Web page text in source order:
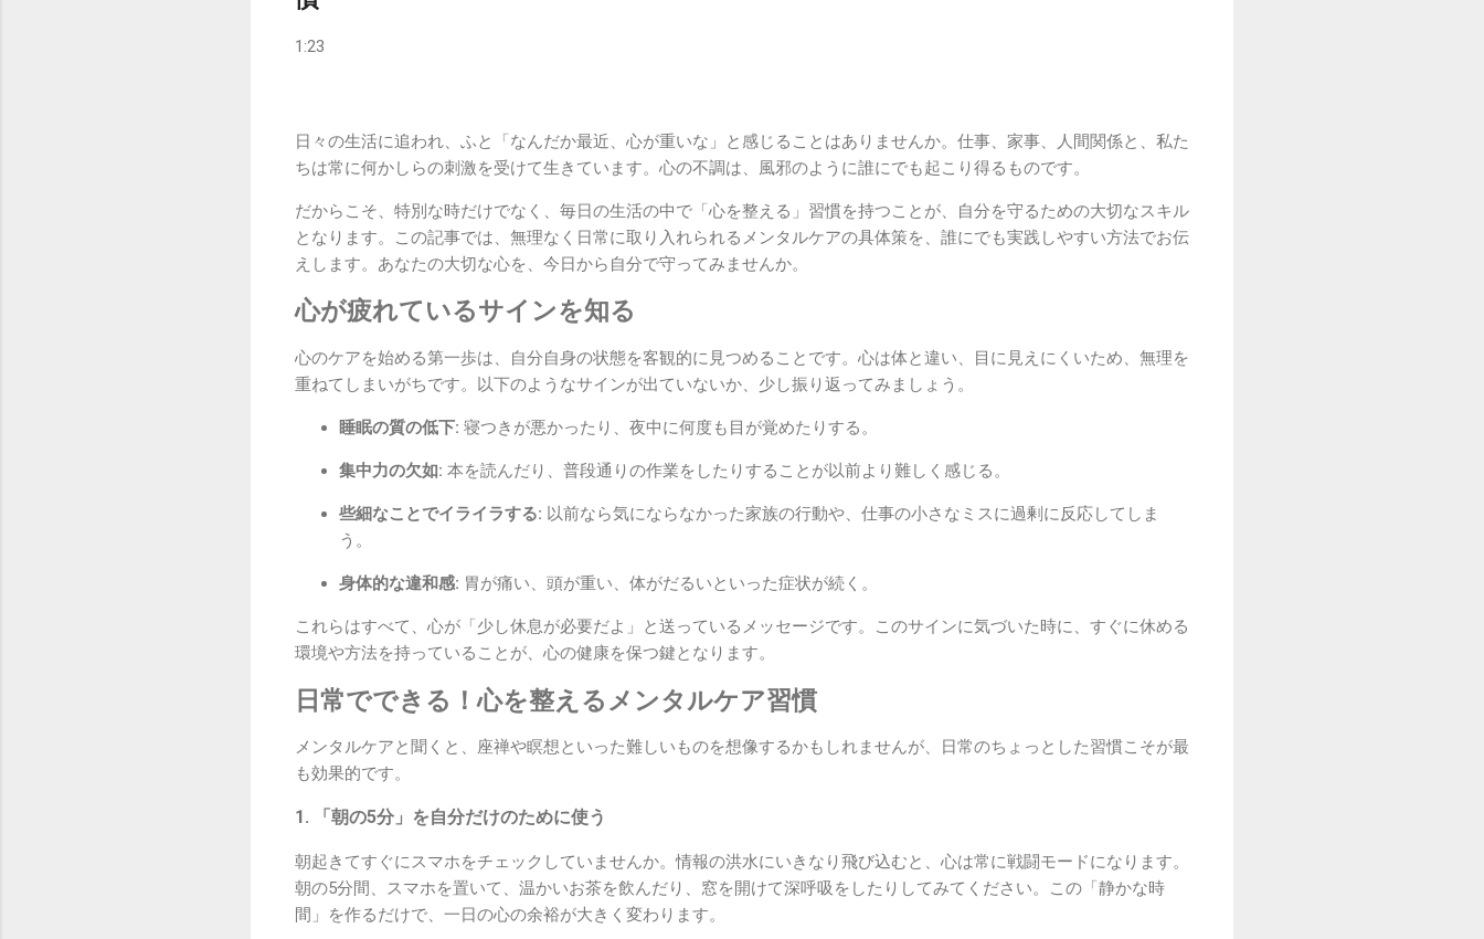
1:23
日々の生活に追われ、ふと「なんだか最近、心が重いな」と感じることはありませんか。仕事、家事、人間関係と、私た
ちは常に何かしらの刺激を受けて生きています。心の不調は、風邪のように誰にでも起こり得るものです。
だからこそ、特別な時だけでなく、毎日の生活の中で「心を整える」習慣を持つことが、自分を守るための大切なスキル
となります。この記事では、無理なく日常に取り入れられるメンタルケアの具体策を、誰にでも実践しやすい方法でお伝
えします。あなたの大切な心を、今日から自分で守ってみませんか。
心が疲れているサインを知る
心のケアを始める第一歩は、自分自身の状態を客観的に見つめることです。心は体と違い、目に見えにくいため、無理を
重ねてしまいがちです。以下のようなサインが出ていないか、少し振り返ってみましょう。
睡眠の質の低下: 寝つきが悪かったり、夜中に何度も目が覚めたりする。
集中力の欠如: 本を読んだり、普段通りの作業をしたりすることが以前より難しく感じる。
些細なことでイライラする: 以前なら気にならなかった家族の行動や、仕事の小さなミスに過剰に反応してしま
う。
身体的な違和感: 胃が痛い、頭が重い、体がだるいといった症状が続く。
これらはすべて、心が「少し休息が必要だよ」と送っているメッセージです。このサインに気づいた時に、すぐに休める
環境や方法を持っていることが、心の健康を保つ鍵となります。
日常でできる！心を整えるメンタルケア習慣
メンタルケアと聞くと、座禅や瞑想といった難しいものを想像するかもしれませんが、日常のちょっとした習慣こそが最
も効果的です。
1. 「朝の5分」を自分だけのために使う
朝起きてすぐにスマホをチェックしていませんか。情報の洪水にいきなり飛び込むと、心は常に戦闘モードになります。
朝の5分間、スマホを置いて、温かいお茶を飲んだり、窓を開けて深呼吸をしたりしてみてください。この「静かな時
間」を作るだけで、一日の心の余裕が大きく変わります。